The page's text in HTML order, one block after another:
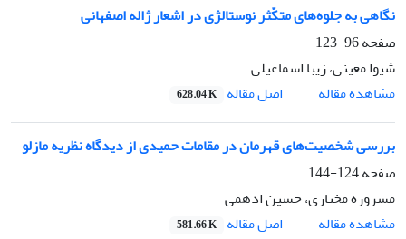
نگاهی به جلوه‌های متکّثر نوستالژی در اشعار ژاله اصفهانی
صفحه96-123
شیوا معینی، زیبا اسماعیلی
مشاهده مقاله
اصل مقاله 628.04 K
بررسی شخصیت‌های قهرمان در مقامات حمیدی از دیدگاه نظریه مازلو
صفحه124-144
مسروره مختاری، حسین ادهمی
مشاهده مقاله
اصل مقاله 581.66 K